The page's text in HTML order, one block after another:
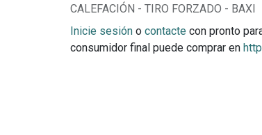
CALEFACIÓN - TIRO FORZADO - BAXI
Inicie sesión o contacte con pronto
consumidor final puede comprar en